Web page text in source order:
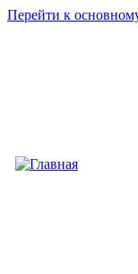
Перейти к